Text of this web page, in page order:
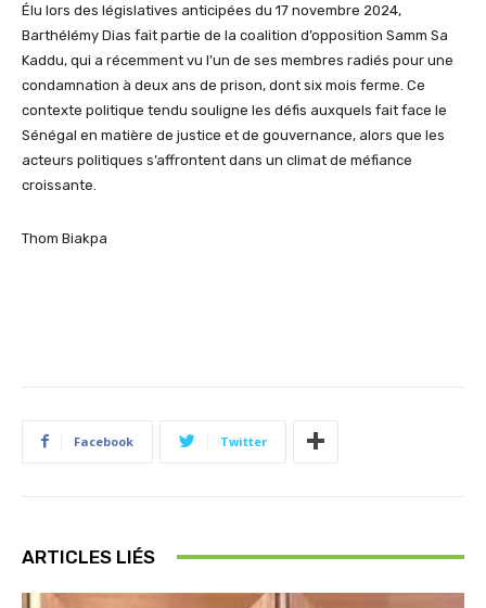
Élu lors des législatives anticipées du 17 novembre 2024,
Barthélémy Dias fait partie de la coalition d’opposition Samm Sa
Kaddu, qui a récemment vu l’un de ses membres radiés pour une
condamnation à deux ans de prison, dont six mois ferme. Ce
contexte politique tendu souligne les défis auxquels fait face le
Sénégal en matière de justice et de gouvernance, alors que les
acteurs politiques s’affrontent dans un climat de méfiance
croissante
Thom Biakpa
Facebook Twitter
ARTICLES LIÉS